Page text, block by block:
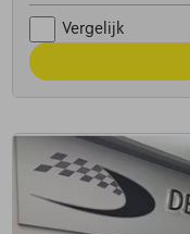
Vergelijk